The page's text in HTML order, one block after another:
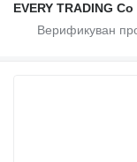
EVERY TRADING